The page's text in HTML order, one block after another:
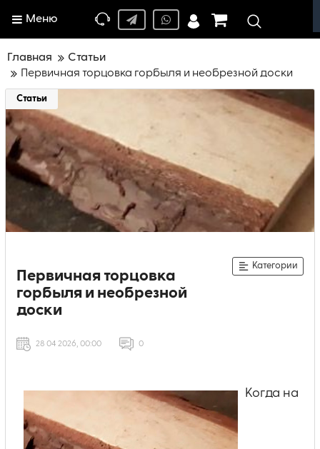
Меню
Главная
Статьи
Первичная торцовка горбыля и необрезной доски
Статьи
Первичная торцовка
горбыля и необрезной
доски
Категории
28 04 2026, 00:00 0
Когда на